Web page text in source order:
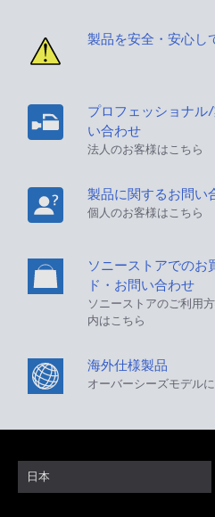
製品を安全・安心し
プロフェッショナル
い合わせ
法人のお客様はこちら
製品に関するお問い
個人のお客様はこちら
ソニーストアでのお
ド・お問い合わせ
ソニーストアのご利用
内はこちら
海外仕様製品
オーバーシーズモデル
日本